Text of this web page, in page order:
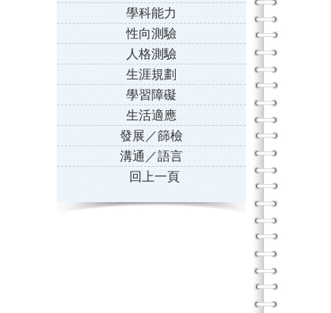
學科能力
性向測驗
人格測驗
生涯規劃
學習障礙
生活適應
發展／篩檢
溝通／語言
回上一頁